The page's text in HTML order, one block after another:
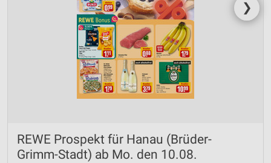
❯
REWE Prospekt für Hanau (Brüder-
Grimm-Stadt) ab Mo. den 10.08.